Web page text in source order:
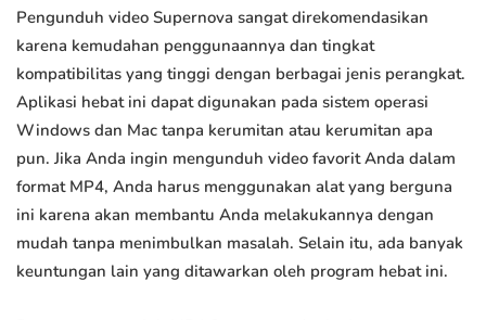
Pengunduh video Supernova sangat direkomendasikan
karena kemudahan penggunaannya dan tingkat
kompatibilitas yang tinggi dengan berbagai jenis perangkat.
Aplikasi hebat ini dapat digunakan pada sistem operasi
Windows dan Mac tanpa kerumitan atau kerumitan apa
pun. Jika Anda ingin mengunduh video favorit Anda dalam
format MP4, Anda harus menggunakan alat yang berguna
ini karena akan membantu Anda melakukannya dengan
mudah tanpa menimbulkan masalah. Selain itu, ada banyak
keuntungan lain yang ditawarkan oleh program hebat ini.